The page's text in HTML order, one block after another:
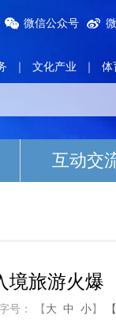
微信公众号
文化产业 体
互动交
境旅游火爆
号： 【 大 中 小 】